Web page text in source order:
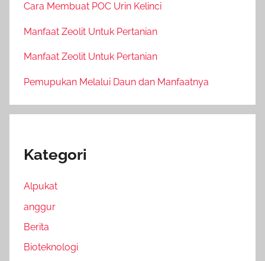
Cara Membuat POC Urin Kelinci
Manfaat Zeolit Untuk Pertanian
Manfaat Zeolit Untuk Pertanian
Pemupukan Melalui Daun dan Manfaatnya
Kategori
Alpukat
anggur
Berita
Bioteknologi